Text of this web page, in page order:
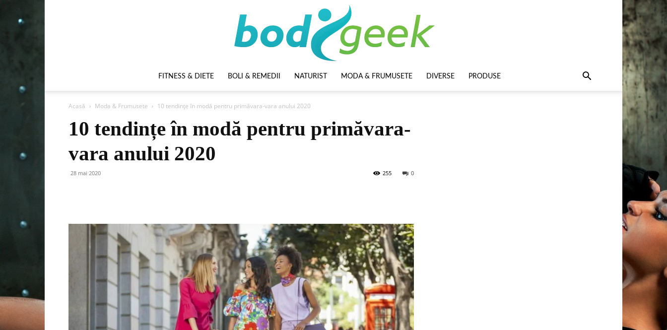
FITNESS & DIETE BOLI & REMEDII NATURIST MODA & FRUMUSETE DIVERSE PRODUSE
Acasă Moda & Frumusete 10 tendințe în modă pentru primăvara-vara anului 2020
10 tendințe în modă pentru primăvara-
vara anului 2020
28 mai 2020 0
255